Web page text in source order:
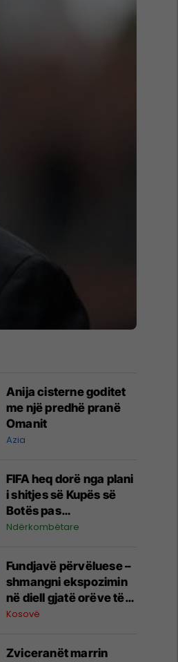
Anija cisterne goditet
me një predhë pranë
Omanit
Azia
FIFA heq dorë nga plani
i shitjes së Kupës së
Botës pas
kërcënimeve të mëdha
dhe konfederatat tjera
Ndërkombëtare
Fundjavë përvëluese –
shmangni ekspozimin
në diell gjatë orëve të
ditës
Kosovë
Zviceranët marrin